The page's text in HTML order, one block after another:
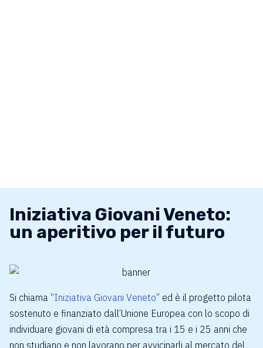
Iniziativa Giovani Veneto:
un aperitivo per il futuro
Si chiama “Iniziativa Giovani Veneto” ed è il progetto pilota
sostenuto e finanziato dall’Unione Europea con lo scopo di
individuare giovani di età compresa tra i 15 e i 25 anni che
non studiano e non lavorano per avvicinarli al mercato del